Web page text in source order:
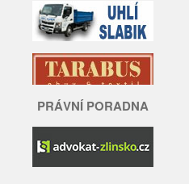
PRÁVNÍ PORADNA